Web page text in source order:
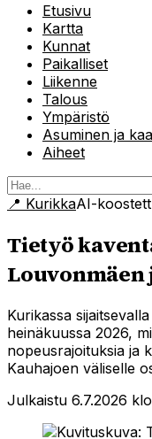
Etusivu
Kartta
Kunnat
Paikalliset
Liikenne
Talous
Ympäristö
Asuminen ja
Aiheet
📍 KurikkaAI-
Tietyö
Kurikassa
heinäkuussa 2026,
nopeusrajoituksia ja
Kauhajoen väliselle
Julkaistu 6.7.2026